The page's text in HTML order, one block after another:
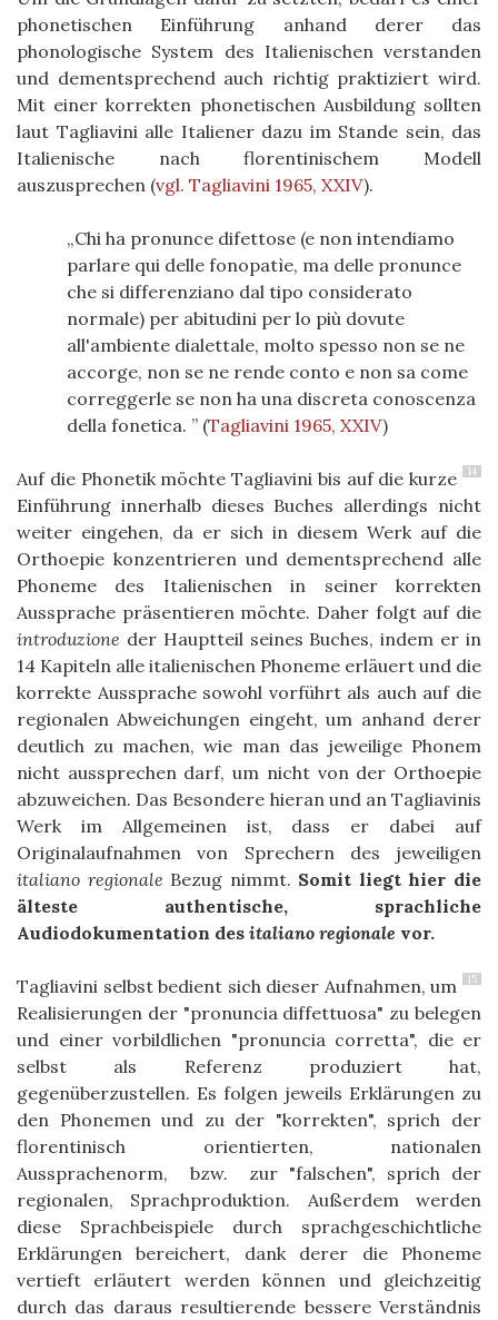
phonetischen Einführung anhand derer das
phonologische System des Italienischen verstanden
und dementsprechend auch richtig praktiziert wird.
Mit einer korrekten phonetischen Ausbildung sollten
laut Tagliavini alle Italiener dazu im Stande sein, das
Italienische nach florentinischem Modell
auszusprechen (vgl. Tagliavini 1965, XXIV).
Chi ha pronunce difettose (e non intendiamo
parlare qui delle fonopatìe, ma delle pronunce
che si differenziano dal tipo considerato
normale) per abitudini per lo più dovute
all'ambiente dialettale, molto spesso non se ne
accorge, non se ne rende conto e non sa come
correggerle se non ha una discreta conoscenza
della fonetica.
(Tagliavini 1965, XXIV)
14
Auf die Phonetik möchte Tagliavini bis auf die kurze
Einführung innerhalb dieses Buches allerdings nicht
weiter eingehen, da er sich in diesem Werk auf die
Orthoepie konzentrieren und dementsprechend alle
Phoneme des Italienischen in seiner korrekten
Aussprache präsentieren möchte. Daher folgt auf die
introduzione der Hauptteil seines Buches, indem er in
14 Kapiteln alle italienischen Phoneme erläuert und die
korrekte Aussprache sowohl vorführt als auch auf die
regionalen Abweichungen eingeht, um anhand derer
deutlich zu machen, wie man das jeweilige Phonem
nicht aussprechen darf, um nicht von der Orthoepie
abzuweichen. Das Besondere hieran und an Tagliavinis
Werk im Allgemeinen ist, dass er dabei auf
Originalaufnahmen von Sprechern des jeweiligen
italiano regionale Bezug nimmt. Somit liegt hier die
älteste authentische, sprachliche
Audiodokumentation des italiano regionale vor.
15
Tagliavini selbst bedient sich dieser Aufnahmen, um
Realisierungen der "pronuncia diffettuosa" zu belegen
und einer vorbildlichen "pronuncia corretta", die er
selbst als Referenz produziert hat,
gegenüberzustellen. Es folgen jeweils Erklärungen zu
den Phonemen und zu der "korrekten", sprich der
florentinisch orientierten, nationalen
Aussprachenorm, bzw. zur "falschen", sprich der
regionalen, Sprachproduktion. Außerdem werden
diese Sprachbeispiele durch sprachgeschichtliche
Erklärungen bereichert, dank derer die Phoneme
vertieft erläutert werden können und gleichzeitig
durch das daraus resultierende bessere Verständnis